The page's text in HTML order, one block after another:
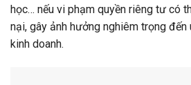
học… nếu vi phạm quyền riêng tư có
nại, gây ảnh hưởng nghiêm trọng
kinh doanh.